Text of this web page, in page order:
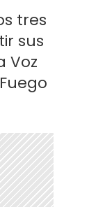
tres
sus
Voz